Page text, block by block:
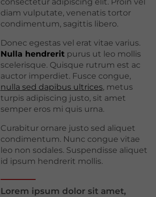
diam vulputate, venenatis tortor
condimentum, sagittis libero.
Donec egestas vel erat vitae varius.
Nulla hendreritpurus ut leo mollis
scelerisque. Quisque rutrum est ac
auctor imperdiet. Fusce congue,
nulla sed dapibus ultrices, metus
turpis adipiscing justo, sit amet
semper eros mi quis urna.
Curabitur ornare justo sed aliquet
condimentum. Nunc congue vitae
leo non sodales. Suspendisse aliquet
id ipsum hendrerit mollis.
Lorem ipsum dolor sit amet,